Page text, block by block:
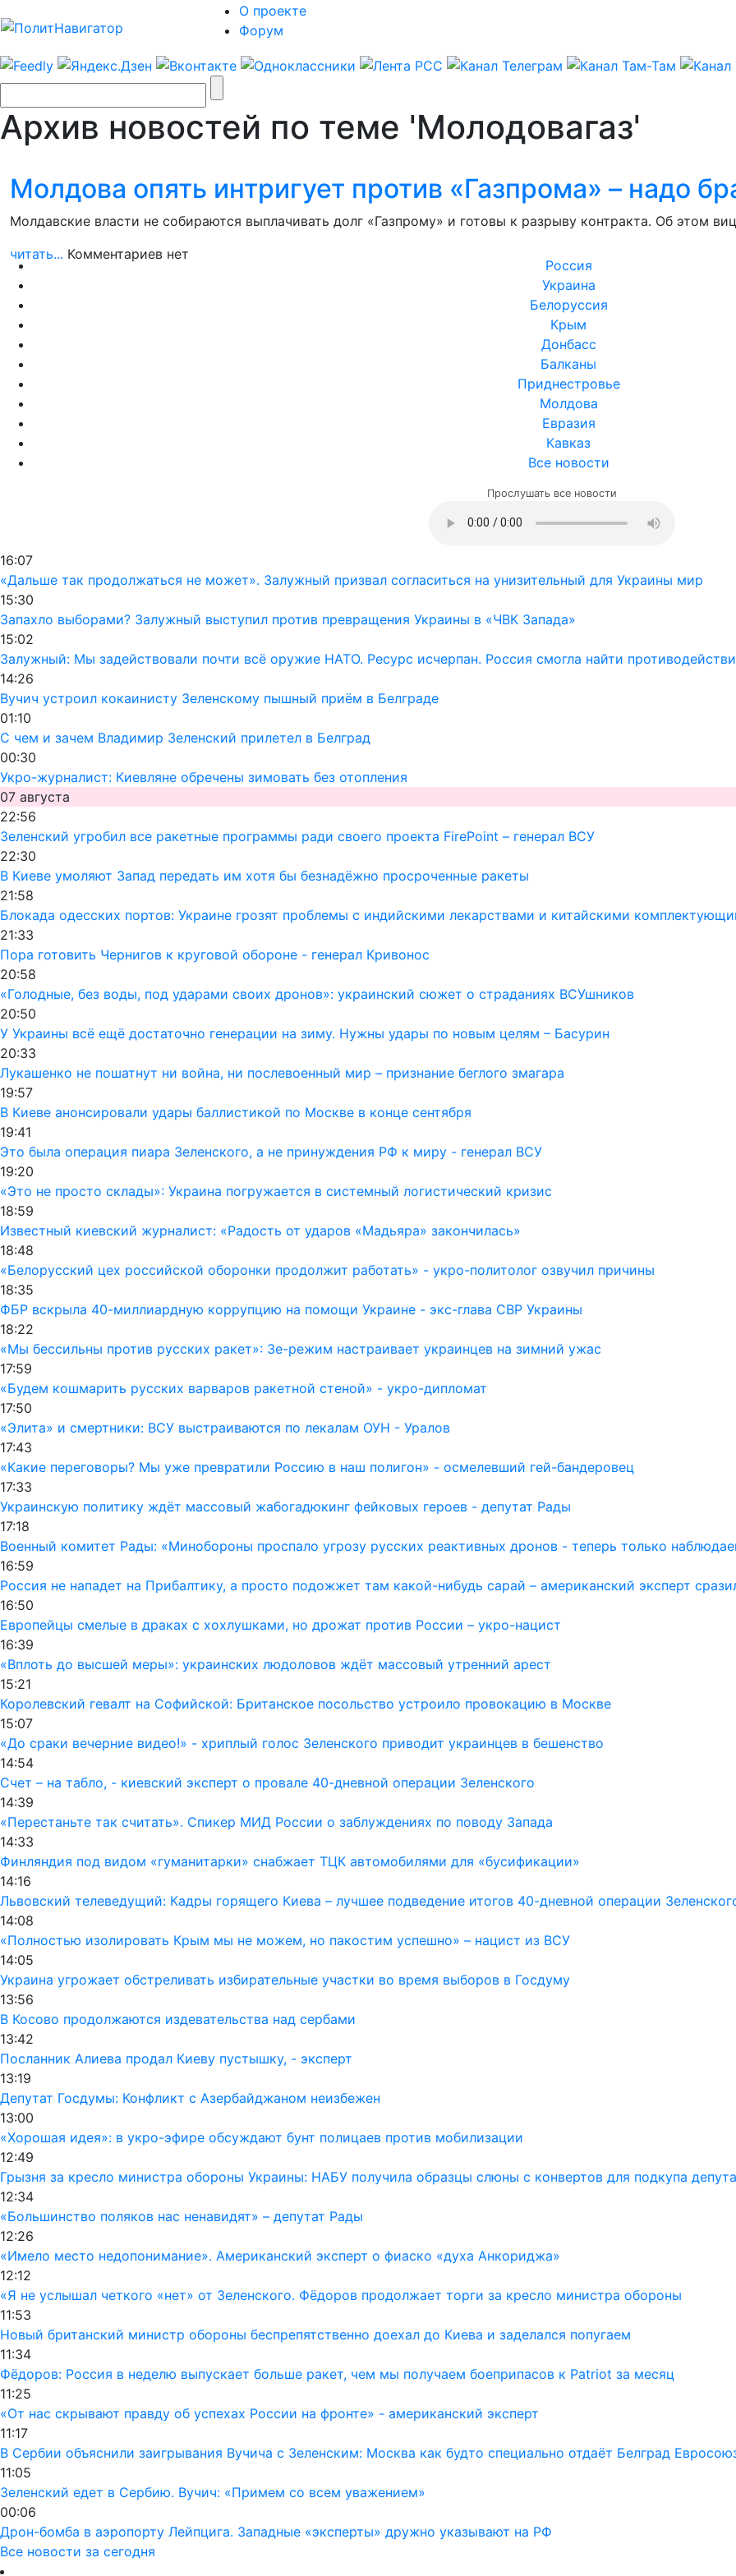
О проекте
Форум
Архив новостей по теме 'Молодовагаз'
Молдова опять интригует против «Газпрома» – надо
Молдавские власти не собираются выплачивать долг «Газпрому» и готовы к разрыву контракта. Об этом
читать... Комментариев нет
Россия
Украина
Белоруссия
Крым
Донбасс
Балканы
Приднестровье
Молдова
Евразия
Кавказ
Все новости
Прослушать все новости
16:07
«Дальше так продолжаться не может». Залужный призвал согласиться на унизительный для Украины мир
15:30
Запахло выборами? Залужный выступил против превращения Украины в «ЧВК Запада»
15:02
Залужный: Мы задействовали почти всё оружие НАТО. Ресурс исчерпан. Россия смогла найти
14:26
Вучич устроил кокаинисту Зеленскому пышный приём в Белграде
01:10
С чем и зачем Владимир Зеленский прилетел в Белград
00:30
Укро-журналист: Киевляне обречены зимовать без отопления
07 августа
22:56
Зеленский угробил все ракетные программы ради своего проекта FirePoint – генерал ВСУ
22:30
В Киеве умоляют Запад передать им хотя бы безнадёжно просроченные ракеты
21:58
Блокада одесских портов: Украине грозят проблемы с индийскими лекарствами и китайскими
21:33
Пора готовить Чернигов к круговой обороне - генерал Кривонос
20:58
«Голодные, без воды, под ударами своих дронов»: украинский сюжет о страданиях ВСУшников
20:50
У Украины всё ещё достаточно генерации на зиму. Нужны удары по новым целям – Басурин
20:33
Лукашенко не пошатнут ни война, ни послевоенный мир – признание беглого змагара
19:57
В Киеве анонсировали удары баллистикой по Москве в конце сентября
19:41
Это была операция пиара Зеленского, а не принуждения РФ к миру - генерал ВСУ
19:20
«Это не просто склады»: Украина погружается в системный логистический кризис
18:59
Известный киевский журналист: «Радость от ударов «Мадьяра» закончилась»
18:48
«Белорусский цех российской оборонки продолжит работать» - укро-политолог озвучил причины
18:35
ФБР вскрыла 40-миллиардную коррупцию на помощи Украине - экс-глава СВР Украины
18:22
«Мы бессильны против русских ракет»: Зе-режим настраивает украинцев на зимний ужас
17:59
«Будем кошмарить русских варваров ракетной стеной» - укро-дипломат
17:50
«Элита» и смертники: ВСУ выстраиваются по лекалам ОУН - Уралов
17:43
«Какие переговоры? Мы уже превратили Россию в наш полигон» - осмелевший гей-бандеровец
17:33
Украинскую политику ждёт массовый жабогадюкинг фейковых героев - депутат Рады
17:18
Военный комитет Рады: «Минобороны проспало угрозу русских реактивных дронов - теперь только
16:59
Россия не нападет на Прибалтику, а просто подожжет там какой-нибудь сарай – американский эксперт
16:50
Европейцы смелые в драках с хохлушками, но дрожат против России – укро-нацист
16:39
«Вплоть до высшей меры»: украинских людоловов ждёт массовый утренний арест
15:21
Королевский гевалт на Софийской: Британское посольство устроило провокацию в Москве
15:07
«До сраки вечерние видео!» - хриплый голос Зеленского приводит украинцев в бешенство
14:54
Счет – на табло, - киевский эксперт о провале 40-дневной операции Зеленского
14:39
«Перестаньте так считать». Спикер МИД России о заблуждениях по поводу Запада
14:33
Финляндия под видом «гуманитарки» снабжает ТЦК автомобилями для «бусификации»
14:16
Львовский телеведущий: Кадры горящего Киева – лучшее подведение итогов 40-дневной операции
14:08
«Полностью изолировать Крым мы не можем, но пакостим успешно» – нацист из ВСУ
14:05
Украина угрожает обстреливать избирательные участки во время выборов в Госдуму
13:56
В Косово продолжаются издевательства над сербами
13:42
Посланник Алиева продал Киеву пустышку, - эксперт
13:19
Депутат Госдумы: Конфликт с Азербайджаном неизбежен
13:00
«Хорошая идея»: в укро-эфире обсуждают бунт полицаев против мобилизации
12:49
Грызня за кресло министра обороны Украины: НАБУ получила образцы слюны с конвертов для подкупа
12:34
«Большинство поляков нас ненавидят» – депутат Рады
12:26
«Имело место недопонимание». Американский эксперт о фиаско «духа Анкориджа»
12:12
«Я не услышал четкого «нет» от Зеленского. Фёдоров продолжает торги за кресло министра обороны
11:53
Новый британский министр обороны беспрепятственно доехал до Киева и заделался попугаем
11:34
Фёдоров: Россия в неделю выпускает больше ракет, чем мы получаем боеприпасов к Patriot за месяц
11:25
«От нас скрывают правду об успехах России на фронте» - американский эксперт
11:17
В Сербии объяснили заигрывания Вучича с Зеленским: Москва как будто специально отдаёт Белград
11:05
Зеленский едет в Сербию. Вучич: «Примем со всем уважением»
00:06
Дрон-бомба в аэропорту Лейпцига. Западные «эксперты» дружно указывают на РФ
Все новости за сегодня